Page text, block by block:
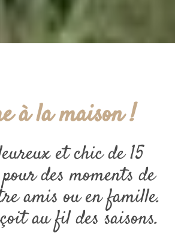
à la maison !
et chic de 15
des moments de
amis ou en famille.
au fil des saisons.